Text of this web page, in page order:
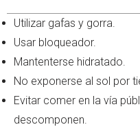
Utilizar gafas y gorra.
Usar bloqueador.
Mantenterse hidratado.
No exponerse al sol por
Evitar comer en la vía
descomponen.